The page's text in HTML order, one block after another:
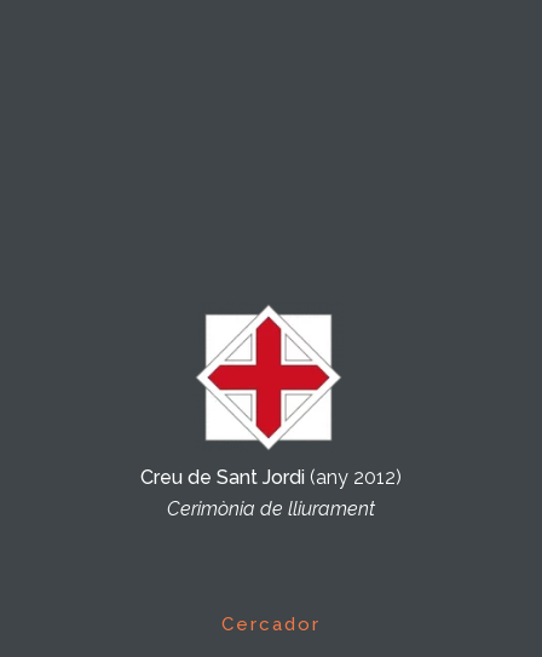
Creu de Sant Jordi (any 2012)
Cerimònia de lliurament
Cercador